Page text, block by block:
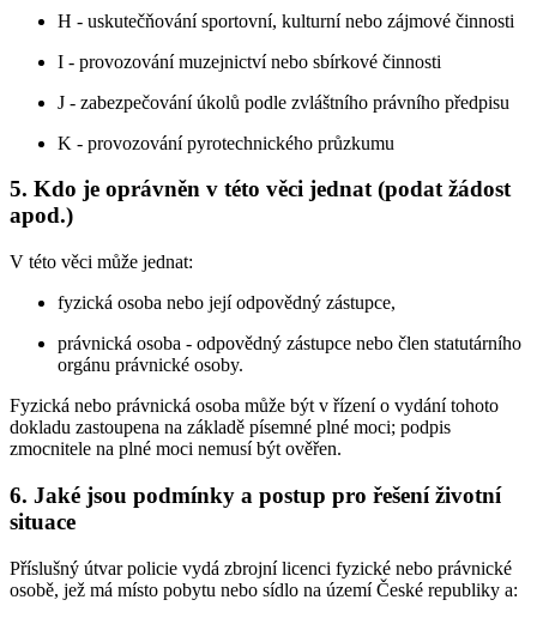
H - uskutečňování sportovní, kulturní nebo zájmové činnosti
I - provozování muzejnictví nebo sbírkové činnosti
J - zabezpečování úkolů podle zvláštního právního předpisu
K - provozování pyrotechnického průzkumu
5. Kdo je oprávněn v této věci jednat (podat žádost
apod.)
V této věci může jednat:
fyzická osoba nebo její odpovědný zástupce,
právnická osoba - odpovědný zástupce nebo člen statutárního
orgánu právnické osoby.
Fyzická nebo právnická osoba může být v řízení o vydání tohoto
dokladu zastoupena na základě písemné plné moci; podpis
zmocnitele na plné moci nemusí být ověřen.
6. Jaké jsou podmínky a postup pro řešení životní
situace
Příslušný útvar policie vydá zbrojní licenci fyzické nebo právnické
osobě, jež má místo pobytu nebo sídlo na území České republiky a: